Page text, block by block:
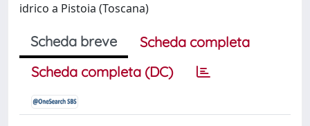
idrico a Pistoia (Toscana)
Scheda breve
Scheda completa
Scheda completa (DC)